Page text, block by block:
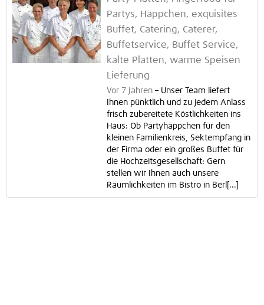
Partys, Häppchen, exquisites
Buffet, Catering, Caterer,
Buffetservice, Buffet Service,
kalte Platten, warme Speisen
Lieferung
Vor 7 Jahren – Unser Team liefert
Ihnen pünktlich und zu jedem Anlass
frisch zubereitete Köstlichkeiten ins
Haus: Ob Partyhäppchen für den
kleinen Familienkreis, Sektempfang in
der Firma oder ein großes Buffet für
die Hochzeitsgesellschaft: Gern
stellen wir Ihnen auch unsere
Räumlichkeiten im Bistro in Berl[...]